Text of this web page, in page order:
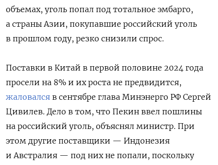
объемах, уголь попал под тотальное эмбарго,
а страны Азии, покупавшие российский уголь
в прошлом году, резко снизили спрос.
Поставки в Китай в первой половине 2024 года
просели на 8% и их роста не предвидится,
жаловался в сентябре глава Минэнерго РФ Сергей
Цивилев. Дело в том, что Пекин ввел пошлины
на российский уголь, объяснял министр. При
этом другие поставщики — Индонезия
и Австралия — под них не попали, поскольку